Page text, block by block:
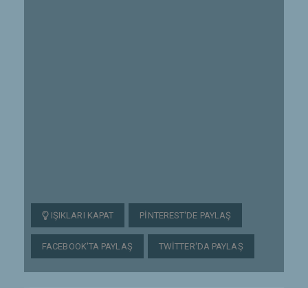
IŞIKLARI KAPAT PINTEREST'DE PAYLAŞ
FACEBOOK'TA PAYLAŞ TWITTER'DA PAYLAŞ